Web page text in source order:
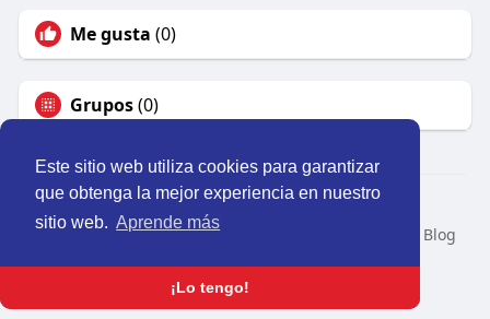
Este sitio web utiliza cookies para garantizar
que obtenga la mejor experiencia en nuestro
sitio web. Aprende más
¡Lo tengo!
Me gusta (0)
Grupos(0)
© 2026 Perú Activo
Inicio
Nosotros Contacto
Blog
Idioma